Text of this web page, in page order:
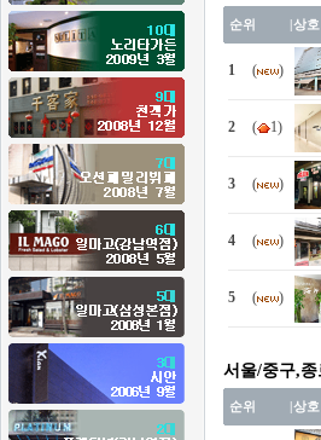
순위 |상호
1 ( )
2 ( 1)
3 ( )
4 ( )
5 ( )
서울/중구,
순위 |상호